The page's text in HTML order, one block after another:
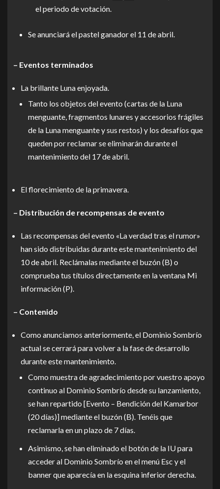
el periodo de votación.
Se anunciará el pastel ganador el 11 de abril.
– Eventos terminados
La brillante Luna enjoyada.
Tanto los objetos del evento (cartas de la Luna
menguante, fragmentos lunares y accesorios frágiles
de la Luna menguante y sus restos) y los desafíos que
queden por reclamar se eliminarán durante el
mantenimiento del 17 de abril.
El florecimiento de la primavera.
– Distribución de recompensas de evento
Las recompensas del evento «La verdad tras el rumor»
han sido distribuidas durante este mantenimiento del
10 de abril. Reclámalas mediante el buzón (B) o
comprueba tus títulos directamente en la ventana Mi
información (P).
– Contenido
Como anunciamos anteriormente, el Dominio Sombrío
actual se cerrará para volver a la fase de desarrollo
durante este mantenimiento.
Como muestra de agradecimiento por vuestro apoyo
continuo al Dominio Sombrío desde su lanzamiento,
se han repartido [Evento – Bendición del Kamarbor
(20 días)] mediante el buzón (B). Tenéis que
reclamarla en un plazo de 7 días.
Asimismo, se han eliminado el botón de la IU para
acceder al Dominio Sombrío en el menú Esc y el
banner que aparecía en la esquina inferior derecha.